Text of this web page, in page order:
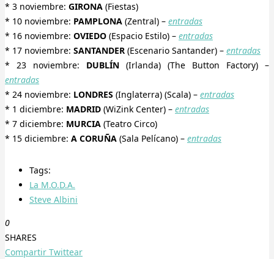
* 3 noviembre: GIRONA (Fiestas)
* 10 noviembre: PAMPLONA (Zentral) – entradas
* 16 noviembre: OVIEDO (Espacio Estilo) – entradas
* 17 noviembre: SANTANDER (Escenario Santander) – entradas
* 23 noviembre: DUBLÍN (Irlanda) (The Button Factory) –
entradas
* 24 noviembre: LONDRES (Inglaterra) (Scala) – entradas
* 1 diciembre: MADRID (WiZink Center) – entradas
* 7 diciembre: MURCIA (Teatro Circo)
* 15 diciembre: A CORUÑA (Sala Pelícano) – entradas
Tags:
La M.O.D.A.
Steve Albini
0
SHARES
Compartir Twittear